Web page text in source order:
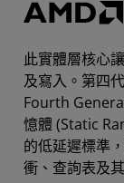
此實體層核心
及寫入。第四
Fourth
憶體 (Static
的低延遲標準
衝、查詢表及